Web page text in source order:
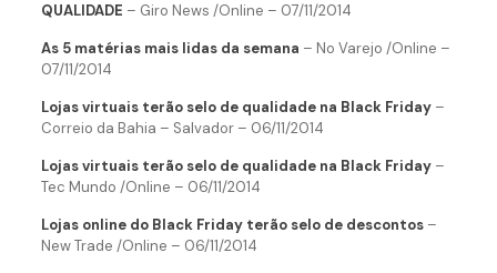
QUALIDADE – Giro News /Online – 07/11/2014
As 5 matérias mais lidas da semana – No Varejo /Online –
07/11/2014
Lojas virtuais terão selo de qualidade na Black Friday–
Correio da Bahia – Salvador – 06/11/2014
Lojas virtuais terão selo de qualidade na Black Friday–
Tec Mundo /Online – 06/11/2014
Lojas online do Black Friday terão selo de descontos–
New Trade /Online – 06/11/2014